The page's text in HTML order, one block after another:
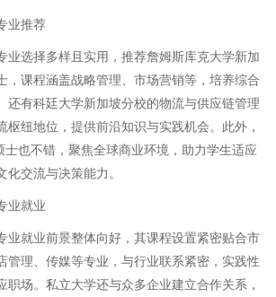
业推荐
业选择多样且实用，推荐詹姆斯库克大学新加
，课程涵盖战略管理、市场营销等，培养综合
还有科廷大学新加坡分校的物流与供应链管理
枢纽地位，提供前沿知识与实践机会。此外，
士也不错，聚焦全球商业环境，助力学生适应
化交流与决策能力。
业就业
业就业前景整体向好，其课程设置紧密贴合市
管理、传媒等专业，与行业联系紧密，实践性
职场。私立大学还与众多企业建立合作关系，